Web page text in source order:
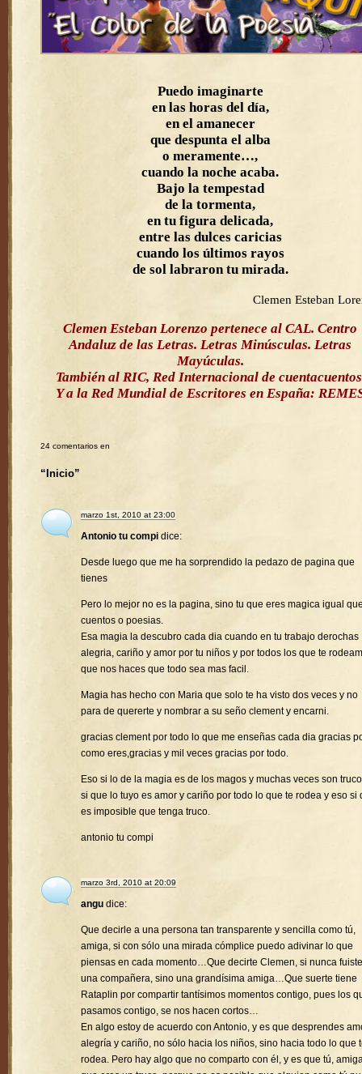
Puedo imaginarte
en las horas del día,
en el amanecer
que despunta el alba
o meramente…,
cuando la noche acaba.
Bajo la tempestad
de la tormenta,
en tu figura delicada,
entre las dulces caricias
cuando los últimos rayos
de sol labraron tu mirada.
Clemen Esteban
Clemen Esteban Lorenzo pertenece al CAL. Centro
Andaluz de las Letras. Letras Minúsculas. Letras
Mayúculas.
También al RIC, Red Internacional de
Y a la Red Mundial de Escritores en España:
24 comentarios en
“Inicio”
marzo 1st, 2010 at 23:00
Antonio tu compi dice:
Desde luego que me ha sorprendido la pedazo de pagina que
tienes
Pero lo mejor no es la pagina, sino tu que eres magica igual
cuentos o poesias.
Esa magia la descubro cada dia cuando en tu trabajo derochas
alegria, cariño y amor por tu niños y por todos los que te
que nos haces que todo sea mas facil.
Magia has hecho con Maria que solo te ha visto dos veces y no
para de quererte y nombrar a su seño clement y encarni.
gracias clement por todo lo que me enseñas cada dia gracias
como eres,gracias y mil veces gracias por todo.
Eso si lo de la magia es de los magos y muchas veces son
si que lo tuyo es amor y cariño por todo lo que te rodea y eso si
es imposible que tenga truco.
antonio tu compi
marzo 3rd, 2010 at 20:09
angu dice:
Que decirle a una persona tan transparente y sencilla como tú,
amiga, si con sólo una mirada cómplice puedo adivinar lo que
piensas en cada momento…Que decirte Clemen, si nunca fuiste
una compañera, sino una grandísima amiga…Que suerte tiene
Rataplin por compartir tantísimos momentos contigo, pues los
pasamos contigo, se nos hacen cortos…
En algo estoy de acuerdo con Antonio, y es que desprendes
alegría y cariño, no sólo hacia los niños, sino hacia todo lo que
rodea. Pero hay algo que no comparto con él, y es que tú,